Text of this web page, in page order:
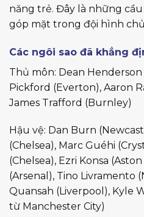
năng trẻ. Đây là những
góp mặt trong đội hình
Các ngôi sao đã khẳng
Thủ môn: Dean
Pickford (Everton), Aaron
James Trafford (Burnley)
Hậu vệ: Dan Burn
(Chelsea), Marc Guéhi
(Chelsea), Ezri Konsa
(Arsenal), Tino Livramento
Quansah (Liverpool), Kyle
từ Manchester City)